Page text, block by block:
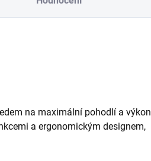
na maximální pohodlí a výkon
a ergonomickým designem,